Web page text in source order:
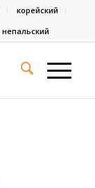
корейский
непальский